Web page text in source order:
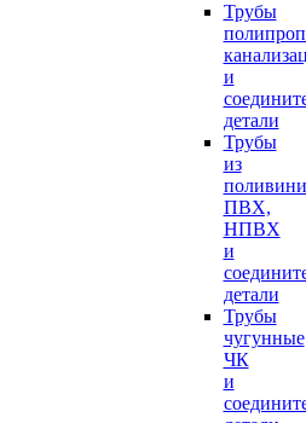
Трубы
и
детали
Трубы
из
ПВХ,
НПВХ
и
детали
Трубы
чугунные
ЧК
и